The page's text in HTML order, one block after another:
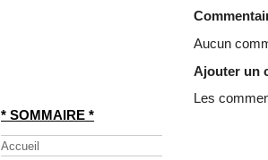
Aucun
Ajouter un
Les
* SOMMAIRE *
Accueil